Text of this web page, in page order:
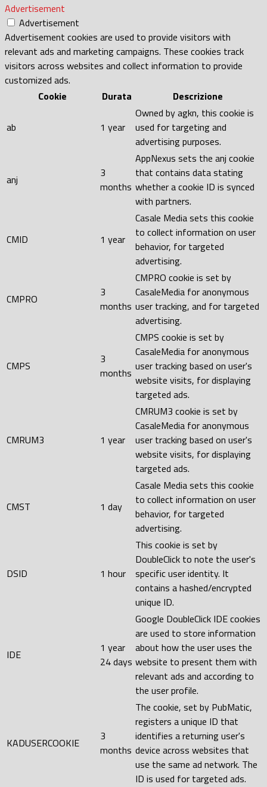
Advertisement
Advertisement
Advertisement cookies are used to provide visitors with
relevant ads and marketing campaigns. These cookies track
visitors across websites and collect information to provide
customized ads.
Cookie
Durata Descrizione
ab 1 year
Owned by agkn, this cookie is
used for targeting and
advertising purposes.
anj
3
months
AppNexus sets the anj cookie
that contains data stating
whether a cookie ID is synced
with partners.
CMID 1 year
Casale Media sets this cookie
to collect information on user
behavior, for targeted
advertising.
CMPRO
3
months
CMPRO cookie is set by
CasaleMedia for anonymous
user tracking, and for targeted
advertising.
CMPS
3
months
CMPS cookie is set by
CasaleMedia for anonymous
user tracking based on user's
website visits, for displaying
targeted ads.
CMRUM3 1 year
CMRUM3 cookie is set by
CasaleMedia for anonymous
user tracking based on user's
website visits, for displaying
targeted ads.
CMST 1 day
Casale Media sets this cookie
to collect information on user
behavior, for targeted
advertising.
DSID 1 hour
This cookie is set by
DoubleClick to note the user's
specific user identity. It
contains a hashed/encrypted
unique ID.
IDE
1 year
24 days
Google DoubleClick IDE cookies
are used to store information
about how the user uses the
website to present them with
relevant ads and according to
the user profile.
KADUSERCOOKIE
3
months
The cookie, set by PubMatic,
registers a unique ID that
identifies a returning user's
device across websites that
use the same ad network. The
ID is used for targeted ads.